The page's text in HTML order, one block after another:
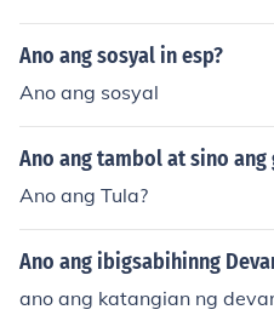
Ano ang sosyal in esp?
Ano ang sosyal
Ano ang tambol at sino ang
Ano ang Tula?
Ano ang ibigsabihinng
ano ang katangian ng